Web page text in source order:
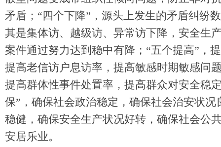
矛盾；“四个下降”，源头上发生的矛盾纠纷
其是集体访、越级访、异常访下降，安全生
案件通过努力达到稳中有降；“五个提高”，
提高老信访户息访率，提高敏感时期敏感问
提高群体性事件处置率，提高群众对安全稳
保”，确保社会政治稳定，确保社会治安状况
稳健，确保安全生产状况好转，确保社会公
安居乐业。